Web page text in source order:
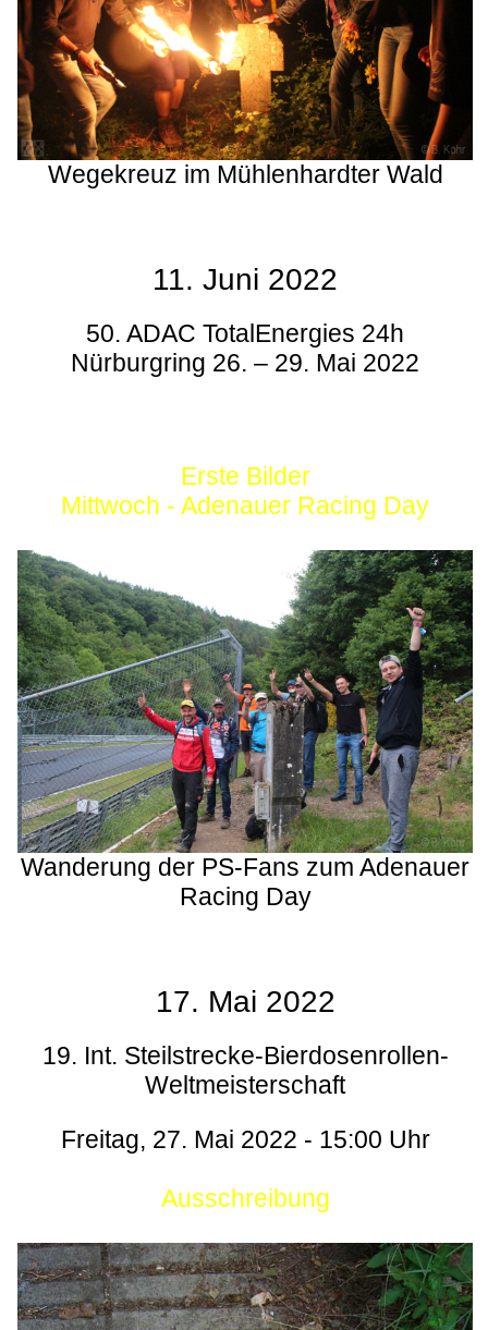
Wegekreuz im Mühlenhardter Wald
11. Juni 2022
50. ADAC TotalEnergies 24h
Nürburgring 26. – 29. Mai 2022
Erste Bilder
Mittwoch - Adenauer Racing Day
Wanderung der PS-Fans zum Adenauer
Racing Day
17. Mai 2022
19. Int. Steilstrecke-Bierdosenrollen-
Weltmeisterschaft
Freitag, 27. Mai 2022 - 15:00 Uhr
Ausschreibung